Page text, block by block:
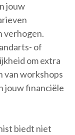
jouw
verhogen.
of
om extra
van workshops
jouw financiële
biedt niet